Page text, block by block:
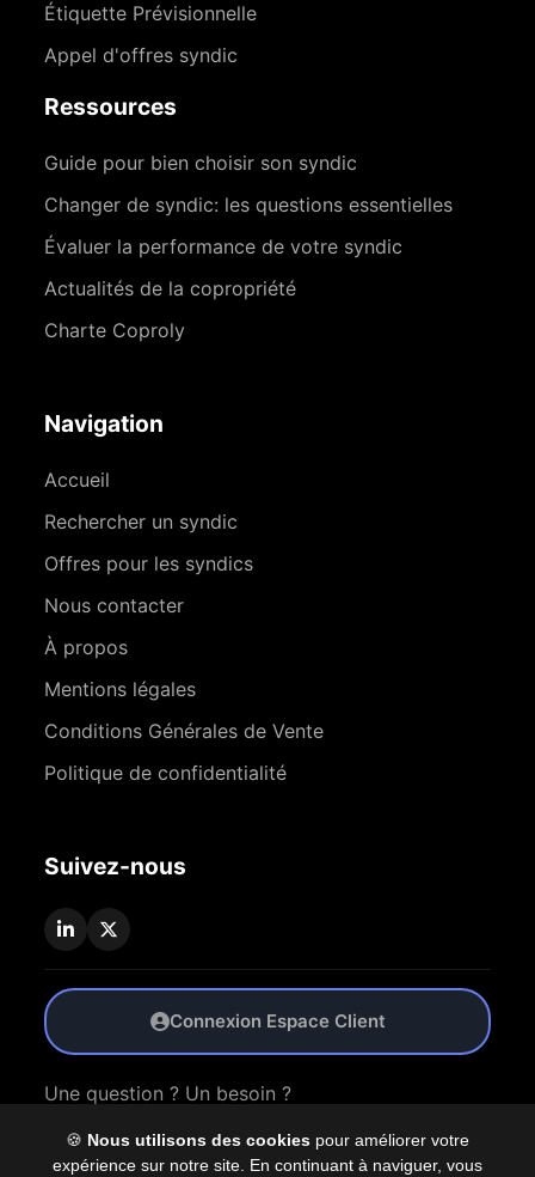
🍪 Nous utilisons des cookies pour améliorer votre
expérience sur notre site. En continuant à naviguer, vous
Étiquette Prévisionnelle
Appel d'offres syndic
Ressources
Guide pour bien choisir son syndic
Changer de syndic: les questions essentielles
Évaluer la performance de votre syndic
Actualités de la copropriété
Charte Coproly
Navigation
Accueil
Rechercher un syndic
Offres pour les syndics
Nous contacter
À propos
Mentions légales
Conditions Générales de Vente
Politique de confidentialité
Suivez-nous
Connexion Espace Client
Une question ? Un besoin ?
Nous Contacter